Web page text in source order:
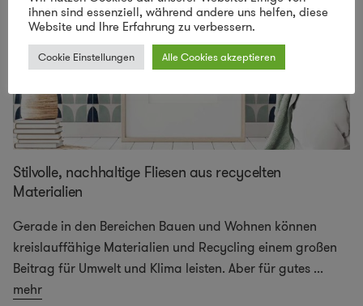
Stilvolle, nachhaltige Fliesen aus recycelten
Materialien
Gerade in den Bereichen Bauen und Wohnen können
kreislauffähige Materialien und Recycling einem großen
Beitrag für Umwelt und Klima leisten. Aber für gutes ...
mehr
ihnen sind essenziell, während andere uns helfen, diese
Website und Ihre Erfahrung zu verbessern.
Cookie Einstellungen Alle Cookies akzeptieren